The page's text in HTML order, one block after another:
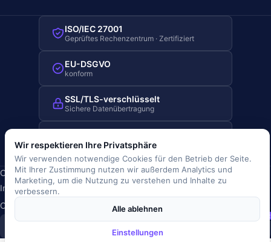
ISO/IEC 27001
Geprüftes Rechenzentrum · Zertifiziert
EU-DSGVO
konform
SSL/TLS-verschlüsselt
Sichere Datenübertragung
Hosting in Deutschland
Copyright © 2019-2026 JOBRIVER®
Impressum·Datenschutz AGB
Cookie-Richtlinie
Cookie-Einstellungen
JR
Wir respektieren Ihre Privatsphäre
Wir verwenden notwendige Cookies für den Betrieb der Seite.
Mit Ihrer Zustimmung nutzen wir außerdem Analytics und
Marketing, um die Nutzung zu verstehen und Inhalte zu
verbessern.
Alle ablehnen
Einstellungen